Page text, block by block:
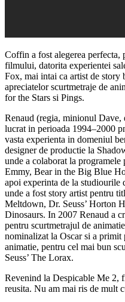
Coffin a fost alegerea perfecta,
filmului, datorita experientei
Fox, mai intai ca artist de story
apreciatelor scurtmetraje de
for the Stars si Pings.
Renaud (regia, minionul Dave,
lucrat in perioada 1994–2000
vasta experienta in domeniul
designer de productie la
unde a colaborat la
Emmy, Bear in the Big Blue
apoi experinta de la studiourile
unde a fost story artist pentru
Meltdown, Dr. Seuss’ Horton
Dinosaurs. In 2007 Renaud a
pentru scurtmetrajul de
nominalizat la Oscar si a
animatie, pentru cel mai bun
Seuss’ The Lorax.
Revenind la Despicable Me 2,
reusita. Nu am mai ris de mult